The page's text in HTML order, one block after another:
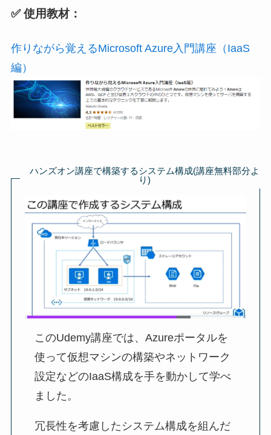
✅ 使用教材：
作りながら覚えるMicrosoft Azure入門講座（IaaS
編）
ハンズオン講座で構築するシステム構成(講座無料部分よ
り)
このUdemy講座では、Azureポータルを
使って仮想マシンの構築やネットワーク
設定などのIaaS構成を手を動かして学べ
ました。
冗長性を考慮したシステム構成を組んだ